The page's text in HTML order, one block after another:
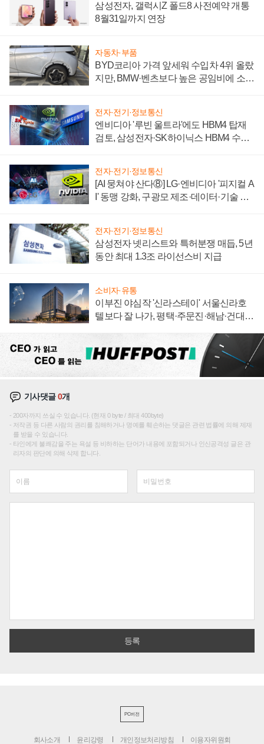
삼성전자, 갤럭시Z 폴드8 사전예약 개통
8월31일까지 연장
자동차·부품
BYD코리아 가격 앞세워 수입차 4위 올랐
지만, BMW·벤츠보다 높은 공임비에 소비
전자·전기·정보통신
엔비디아 '루빈 울트라'에도 HBM4 탑재
검토, 삼성전자·SK하이닉스 HBM4 수율
전자·전기·정보통신
[AI 뭉쳐야 산다⑧] LG·엔비디아 '피지컬 A
I' 동맹 강화, 구광모 제조·데이터·기술 결
전자·전기·정보통신
삼성전자 넷리스트와 특허분쟁 매듭, 5년
동안 최대 1.3조 라이선스비 지급
소비자·유통
이부진 야심작 '신라스테이' 서울신라호
텔보다 잘 나가, 평택·주문진·해남·건대로
기사댓글0개
200자까지 쓰실 수 있습니다. (현재 0 byte / 최대 400byte)
저작권 등 다른 사람의 권리를 침해하거나 명예를 훼손하는 댓글은 관련 법률에 의해 제재
를 받을 수 있습니다.
타인에게 불쾌감을 주는 욕설 등 비하하는 단어가 내용에 포함되거나 인신공격성 글은 관
리자의 판단에 의해 삭제 합니다.
PC버전
회사소개 윤리강령 개인정보처리방침 이용자위원회